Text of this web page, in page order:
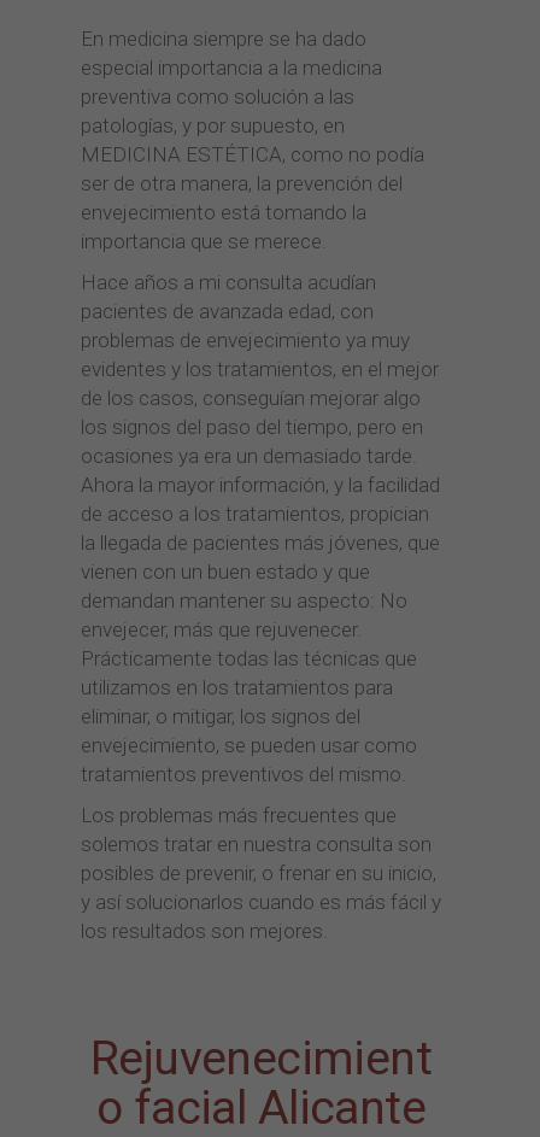
En medicina siempre se ha dado
especial importancia a la medicina
preventiva como solución a las
patologías, y por supuesto, en
MEDICINA ESTÉTICA, como no podía
ser de otra manera, la prevención del
envejecimiento está tomando la
importancia que se merece.
Hace años a mi consulta acudían
pacientes de avanzada edad, con
problemas de envejecimiento ya muy
evidentes y los tratamientos, en el mejor
de los casos, conseguían mejorar algo
los signos del paso del tiempo, pero en
ocasiones ya era un demasiado tarde.
Ahora la mayor información, y la facilidad
de acceso a los tratamientos, propician
la llegada de pacientes más jóvenes, que
vienen con un buen estado y que
demandan mantener su aspecto: No
envejecer, más que rejuvenecer.
Prácticamente todas las técnicas que
utilizamos en los tratamientos para
eliminar, o mitigar, los signos del
envejecimiento, se pueden usar como
tratamientos preventivos del mismo.
Los problemas más frecuentes que
solemos tratar en nuestra consulta son
posibles de prevenir, o frenar en su inicio,
y así solucionarlos cuando es más fácil y
los resultados son mejores.
Rejuvenecimient
o facial Alicante